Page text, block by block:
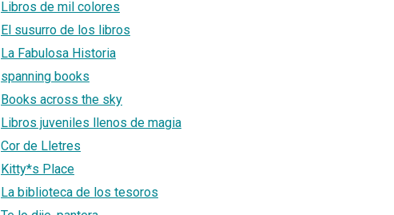
Libros de mil colores
El susurro de los libros
La Fabulosa Historia
spanning books
Books across the sky
Libros juveniles llenos de magia
Cor de Lletres
Kitty*s Place
La biblioteca de los tesoros